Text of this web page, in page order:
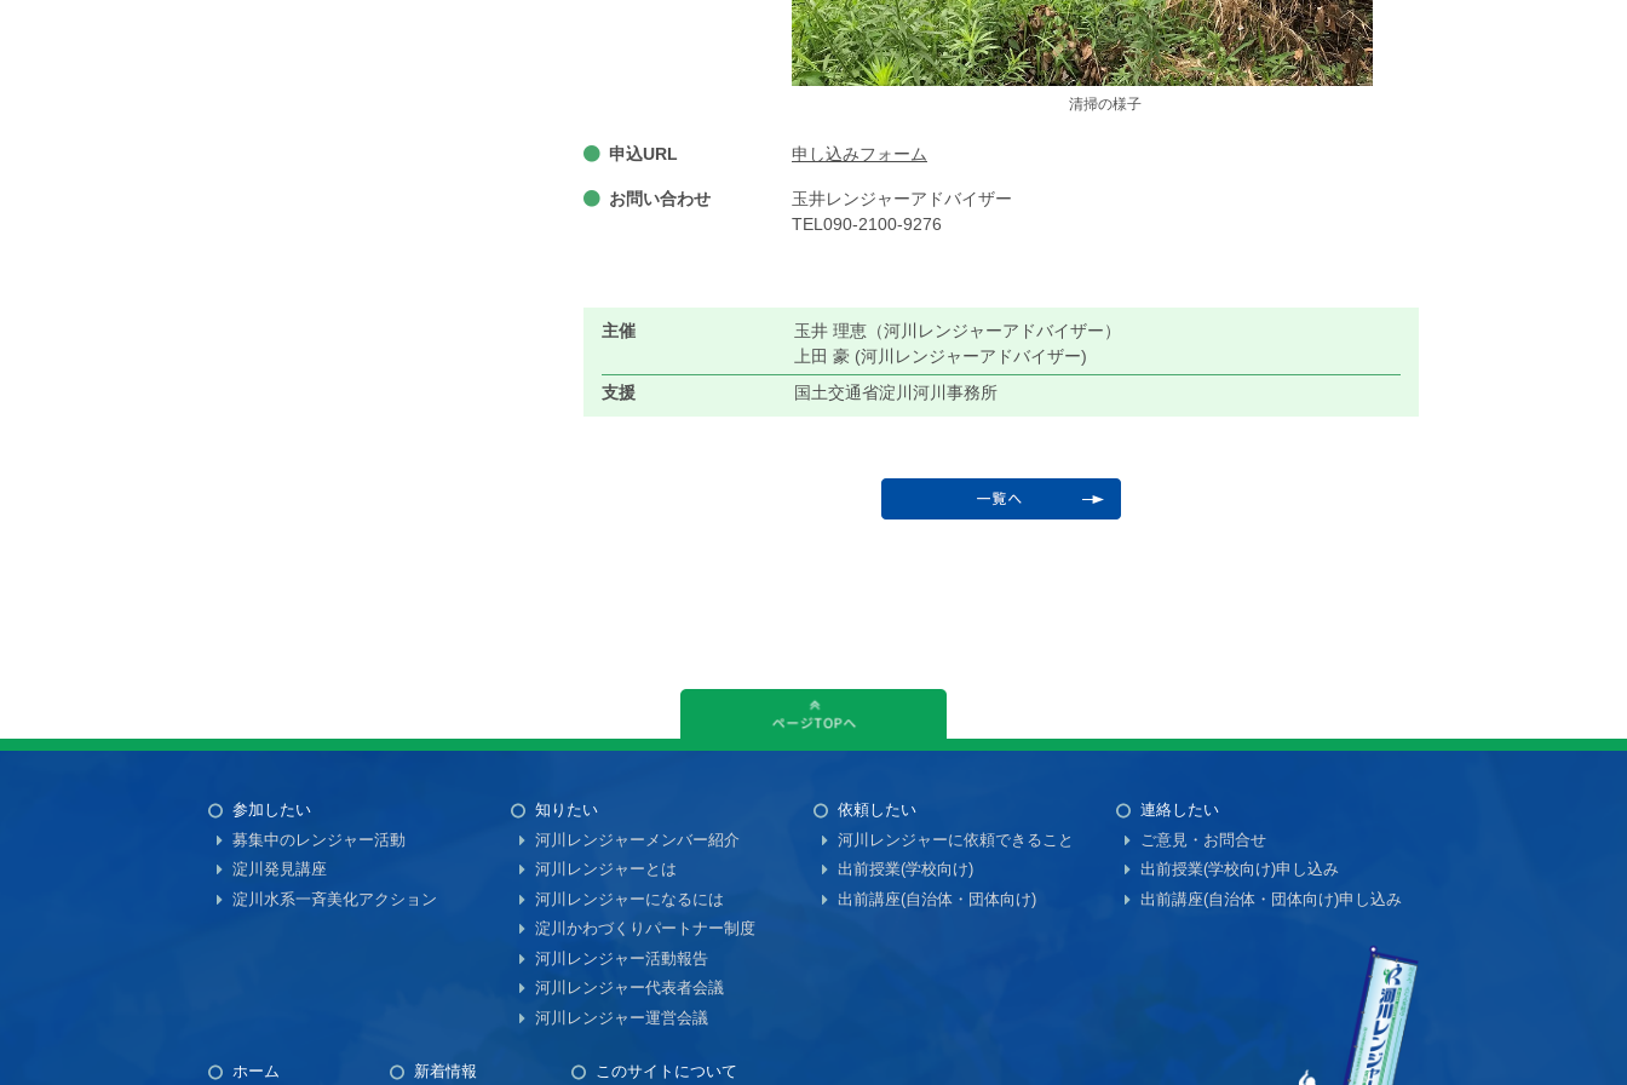
清掃の様子
申込URL 申し込みフォーム
お問い合わせ
玉井レンジャーアドバイザー
TEL090-2100-9276
主催
玉井 理恵（河川レンジャーアドバイザー）
上田 豪 (河川レンジャーアドバイザー)
支援
国土交通省淀川河川事務所
参加したい
募集中のレンジャー活動
淀川発見講座
淀川水系一斉美化アクション
知りたい
河川レンジャーメンバー紹介
河川レンジャーとは
河川レンジャーになるには
淀川かわづくりパートナー制度
河川レンジャー活動報告
河川レンジャー代表者会議
河川レンジャー運営会議
依頼したい
河川レンジャーに依頼できること
出前授業(学校向け)
出前講座(自治体・団体向け)
連絡したい
ご意見・お問合せ
出前授業(学校向け)申し込み
出前講座(自治体・団体向け)申し込み
ホーム 新着情報 このサイトについて